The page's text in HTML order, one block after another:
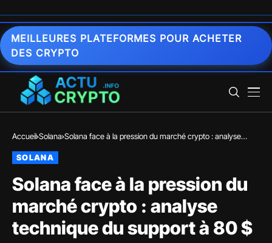
MEILLEURES PLATEFORMES POUR ACHETER
DES CRYPTO
Accueil Solana Solana face à la pression du marché crypto : analyse
SOLANA
Solana face à la pression du
marché crypto : analyse
technique du support à 80 $